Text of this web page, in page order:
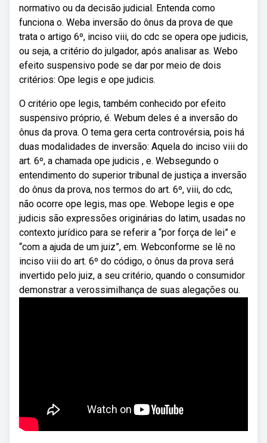
normativo ou da decisão judicial. Entenda como
funciona o. Weba inversão do ônus da prova de que
trata o artigo 6º, inciso viii, do cdc se opera ope judicis,
ou seja, a critério do julgador, após analisar as. Webo
efeito suspensivo pode se dar por meio de dois
critérios: Ope legis e ope judicis.
O critério ope legis, também conhecido por efeito
suspensivo próprio, é. Webum deles é a inversão do
ônus da prova. O tema gera certa controvérsia, pois há
duas modalidades de inversão: Aquela do inciso viii do
art. 6º, a chamada ope judicis , e. Websegundo o
entendimento do superior tribunal de justiça a inversão
do ônus da prova, nos termos do art. 6º, viii, do cdc,
não ocorre ope legis, mas ope. Webope legis e ope
judicis são expressões originárias do latim, usadas no
contexto jurídico para se referir a “por força de lei” e
“com a ajuda de um juiz”, em. Webconforme se lê no
inciso viii do art. 6º do código, o ônus da prova será
invertido pelo juiz, a seu critério, quando o consumidor
demonstrar a verossimilhança de suas alegações ou.